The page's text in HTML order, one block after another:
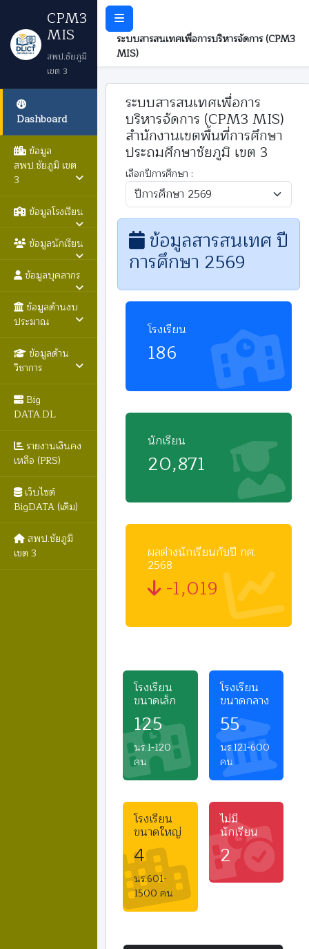
CPM3
MIS
สพป.ชัยภูมิ
เขต 3
Dashboard
ข้อมูล
สพป.ชัยภูมิ เขต
3
ข้อมูลโรงเรียน
ข้อมูลนักเรียน
ข้อมูลบุคลากร
ข้อมูลด้านงบ
ประมาณ
ข้อมูลด้าน
วิชาการ
Big
DATA.DL
รายงานเงินคง
เหลือ (PRS)
เว็บไซต์
BigDATA (เดิม)
สพป.ชัยภูมิ
เขต 3
ระบบสารสนเทศเพื่อการบริหารจัดการ (CPM3
MIS)
ระบบสารสนเทศเพื่อการ
บริหารจัดการ (CPM3 MIS)
สำนักงานเขตพื้นที่การศึกษา
ประถมศึกษาชัยภูมิ เขต 3
เลือกปีการศึกษา :
ข้อมูลสารสนเทศ ปี
การศึกษา 2569
โรงเรียน
186
นักเรียน
20,871
ผลต่างนักเรียนกับปี กศ.
2568
-1,019
โรงเรียน
ขนาดเล็ก
125
นร.1-120
คน
โรงเรียน
ขนาดกลาง
55
นร.121-600
คน
โรงเรียน
ขนาดใหญ่
4
นร.601-
1500 คน
ไม่มี
นักเรียน
2